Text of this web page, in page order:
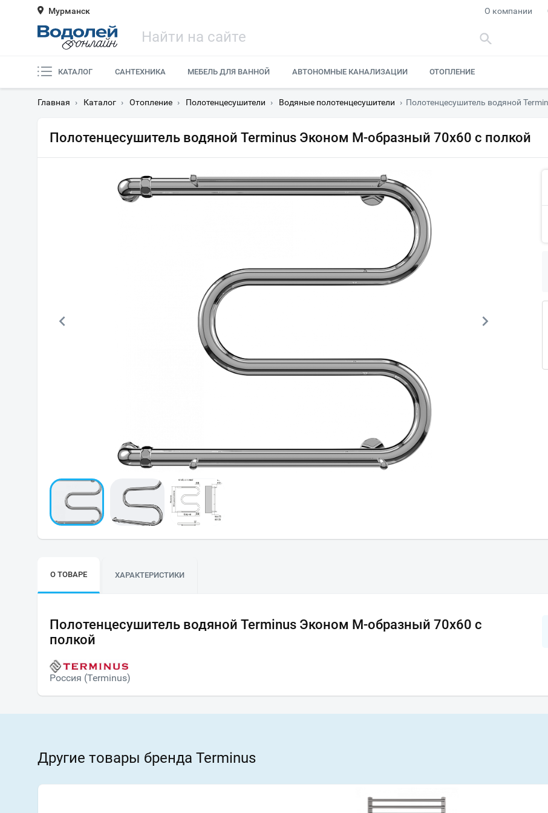
Мурманск О компании
КАТАЛОГ САНТЕХНИКА МЕБЕЛЬ ДЛЯ ВАННОЙ АВТОНОМНЫЕ КАНАЛИЗАЦИИ ОТОПЛЕНИЕ
Главная › Каталог › Отопление › Полотенцесушители › Водяные полотенцесушители › Полотенцесушитель водяной
Полотенцесушитель водяной Terminus Эконом М-образный 70х60 с полкой
О ТОВАРЕ ХАРАКТЕРИСТИКИ
Полотенцесушитель водяной Terminus Эконом М-образный 70х60 с
полкой
Россия (Terminus)
Другие товары бренда Terminus